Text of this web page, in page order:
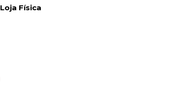
Loja Física